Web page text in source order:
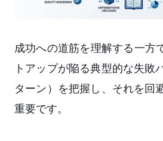
成功への道筋を理解する一方
トアップが陥る典型的な失敗
ターン）を把握し、それを回
重要です。